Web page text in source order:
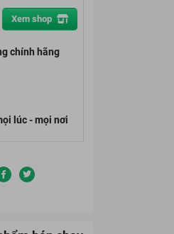
Xem shop
chính hãng
lúc - mọi nơi